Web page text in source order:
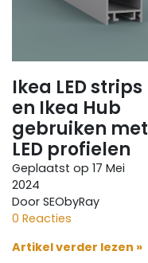
Ikea LED strips
en Ikea Hub
gebruiken met
LED profielen
Geplaatst op 17 Mei
2024
Door SEObyRay
0 Reacties
Artikel verder lezen »